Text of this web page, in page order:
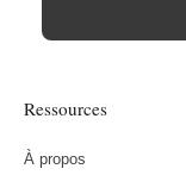
Ressources
À propos